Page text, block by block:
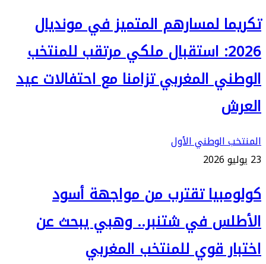
تكريما لمسارهم المتميز في مونديال
2026: استقبال ملكي مرتقب للمنتخب
الوطني المغربي تزامنا مع احتفالات عيد
العرش
المنتخب الوطني الأول
23 يوليو 2026
كولومبيا تقترب من مواجهة أسود
الأطلس في شتنبر.. وهبي يبحث عن
اختبار قوي للمنتخب المغربي